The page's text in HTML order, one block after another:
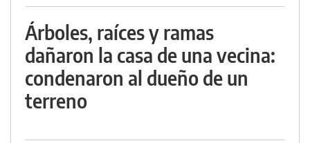
Árboles, raíces y ramas
dañaron la casa de una vecina:
condenaron al dueño de un
terreno